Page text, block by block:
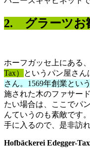
2. グラーツお
ホーフガッセ上にある、
Tax）
というパン屋さん
さん。1569年創業とい
施された木のファサー
たい場合は、ここでパ
んていうのも素敵です
手に入るので、是非訪
Hofbäckerei Edegger-Tax